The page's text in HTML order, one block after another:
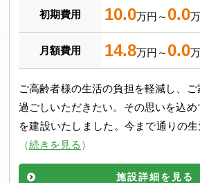
初期費用 10.0万円～ 0.0
月額費用 14.8万円～ 0.0
ご高齢者様の生活の負担を軽減し、
過ごしいただきたい。その思いを込め
を建設いたしました。今まで通りの
（続きを見る ）
施設詳細を見る